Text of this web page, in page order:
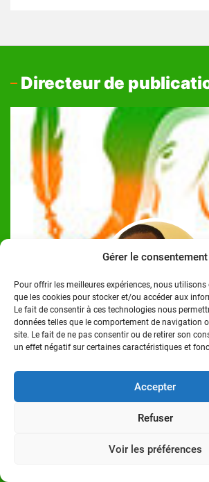
Gérer le consentement
Pour offrir les meilleures expériences, nous
que les cookies pour stocker et/ou accéder aux
Le fait de consentir à ces technologies nous
données telles que le comportement de navigation
site. Le fait de ne pas consentir ou de retirer son
un effet négatif sur certaines caractéristiques et
Accepter
Refuser
Voir les préférences
Directeur de
Josué Koffi
titulaire d'un Master en communication
à l'Institut Polytechnique des Sciences
Communication (ISTC-P), à Abidjan/